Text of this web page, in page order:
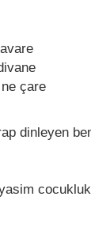
çare
dinleyen